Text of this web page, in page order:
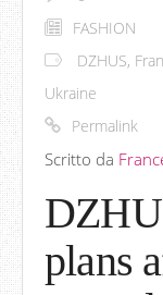
FASHION
DZHUS,
Ukraine
Permalink
Scritto da
plans